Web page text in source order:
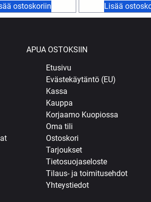
ostoskoriin Lisää
APUA OSTOKSIIN
Etusivu
Evästekäytäntö (EU)
Kassa
Kauppa
Korjaamo Kuopiossa
Oma tili
Ostoskori
Tarjoukset
Tietosuojaseloste
Tilaus- ja toimitusehdot
Yhteystiedot